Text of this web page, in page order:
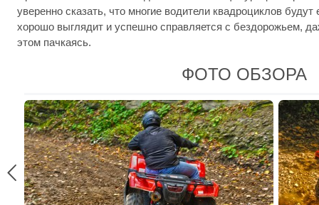
уверенно сказать, что многие водители квадроциклов
хорошо выглядит и успешно справляется с бездорожьем,
этом пачкаясь.
ФОТО ОБЗОРА
